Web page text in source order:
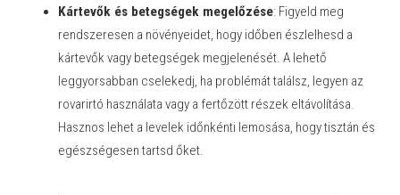
Kártevők és betegségek megelőzése: Figyeld meg
rendszeresen a növényeidet, hogy időben észlelhesd a
kártevők vagy betegségek megjelenését. A lehető
leggyorsabban cselekedj, ha problémát találsz, legyen az
rovarirtó használata vagy a fertőzött részek eltávolítása.
Hasznos lehet a levelek időnkénti lemosása, hogy tisztán és
egészségesen tartsd őket.